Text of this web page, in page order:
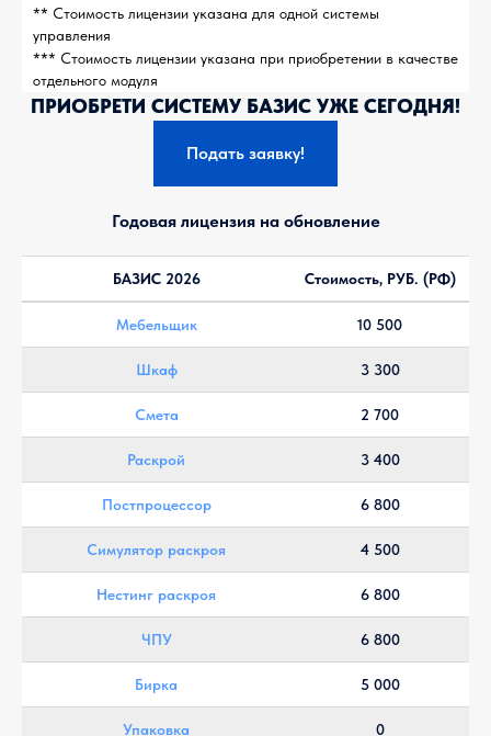
** Стоимость лицензии указана для одной системы
управления
*** Стоимость лицензии указана при приобретении в качестве
отдельного модуля
ПРИОБРЕТИ СИСТЕМУ БАЗИС УЖЕ СЕГОДНЯ!
Подать заявку!
Годовая лицензия на обновление
БАЗИС 2026 Стоимость, РУБ. (РФ)
Мебельщик 10 500
Шкаф 3 300
Смета 2 700
Раскрой 3 400
Постпроцессор 6 800
Симулятор раскроя 4 500
Нестинг раскроя 6 800
ЧПУ 6 800
Бирка 5 000
Упаковка 0